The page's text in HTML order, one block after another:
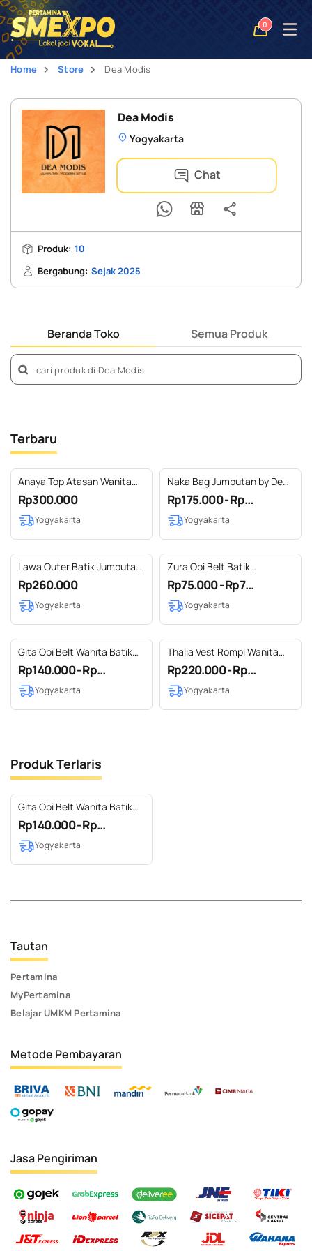
0
Open
Home Store Dea Modis
Dea Modis
Yogyakarta
Chat
Produk: 10
Bergabung: Sejak 2025
Beranda Toko Semua Produk
Terbaru
Anaya Top Atasan Wanita
Batik Jumputan by Dea
Modis Yogyakarta
Rp300.000
Yogyakarta
Naka Bag Jumputan by Dea
Modis Tas Perca Patch
Multifungsi
Rp175.000 - Rp...
Yogyakarta
Lawa Outer Batik Jumputan
Wanita Casual by Dea Modis
Yogyakarta
Rp260.000
Yogyakarta
Zura Obi Belt Batik
Jumputan By Dea Modis
Batik Jumputan Yogyakarta
Rp75.000 - Rp7...
Yogyakarta
Gita Obi Belt Wanita Batik
Jumputan by Dea Modis
Yogyakarta
Rp140.000 - Rp...
Yogyakarta
Thalia Vest Rompi Wanita
Batik Jumputan mix Tenun
Lurik by Dea Modis
Jumputan
Rp220.000 - Rp...
Yogyakarta
Produk Terlaris
Gita Obi Belt Wanita Batik
Jumputan by Dea Modis
Yogyakarta
Rp140.000 - Rp...
Yogyakarta
Tautan
Pertamina
MyPertamina
Belajar UMKM Pertamina
Metode Pembayaran
Jasa Pengiriman